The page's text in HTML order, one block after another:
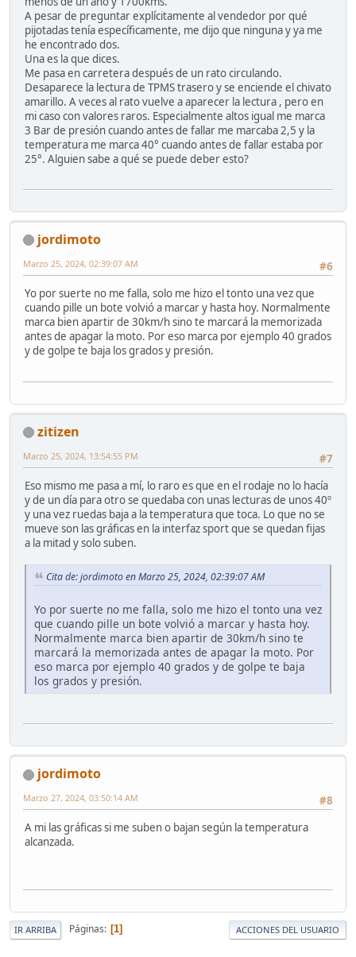
A pesar de preguntar explícitamente al vendedor por qué
pijotadas tenía específicamente, me dijo que ninguna y ya me
he encontrado dos.
Una es la que dices.
Me pasa en carretera después de un rato circulando.
Desaparece la lectura de TPMS trasero y se enciende el chivato
amarillo. A veces al rato vuelve a aparecer la lectura , pero en
mi caso con valores raros. Especialmente altos igual me marca
3 Bar de presión cuando antes de fallar me marcaba 2,5 y la
temperatura me marca 40° cuando antes de fallar estaba por
25°. Alguien sabe a qué se puede deber esto?
jordimoto
#6
Marzo 25, 2024, 02:39:07 AM
Yo por suerte no me falla, solo me hizo el tonto una vez que
cuando pille un bote volvió a marcar y hasta hoy. Normalmente
marca bien apartir de 30km/h sino te marcará la memorizada
antes de apagar la moto. Por eso marca por ejemplo 40 grados
y de golpe te baja los grados y presión.
zitizen
#7
Marzo 25, 2024, 13:54:55 PM
Eso mismo me pasa a mí, lo raro es que en el rodaje no lo hacía
y de un día para otro se quedaba con unas lecturas de unos 40º
y una vez ruedas baja a la temperatura que toca. Lo que no se
mueve son las gráficas en la interfaz sport que se quedan fijas
a la mitad y solo suben.
Cita de: jordimoto en Marzo 25, 2024, 02:39:07 AM
Yo por suerte no me falla, solo me hizo el tonto una vez
que cuando pille un bote volvió a marcar y hasta hoy.
Normalmente marca bien apartir de 30km/h sino te
marcará la memorizada antes de apagar la moto. Por
eso marca por ejemplo 40 grados y de golpe te baja
los grados y presión.
jordimoto
#8
Marzo 27, 2024, 03:50:14 AM
A mi las gráficas si me suben o bajan según la temperatura
alcanzada.
IR ARRIBA Páginas 1 ACCIONES DEL USUARIO